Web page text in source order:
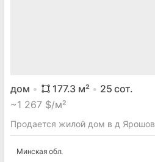
дом 177.3 м² 25 сот.
~1 267 $/м²
Продается жилой дом в д
Минская обл.